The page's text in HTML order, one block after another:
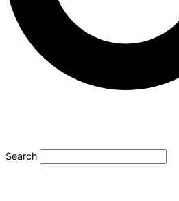
Search